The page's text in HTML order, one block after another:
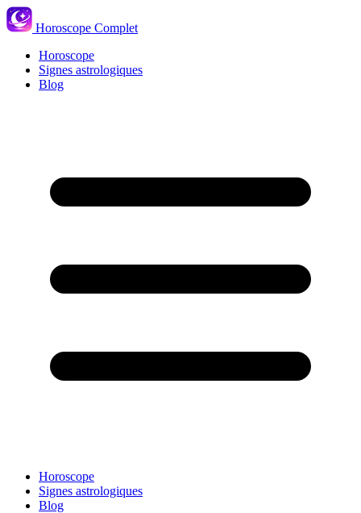
Horoscope Complet
Horoscope
Signes astrologiques
Blog
Horoscope
Signes astrologiques
Blog